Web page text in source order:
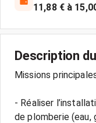
11,88 € à
Description
Missions
- Réaliser
de plomberie